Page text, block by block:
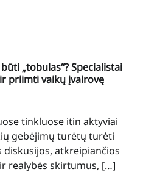
„tobulas“? Specialistai
priimti vaikų įvairovę
tinkluose itin aktyviai
gebėjimų turėtų turėti
diskusijos, atkreipiančios
realybės skirtumus, […]